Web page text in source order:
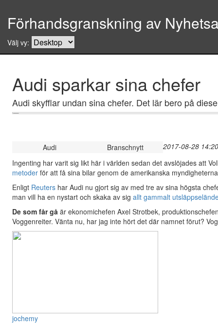
Förhandsgranskning av
Välj vy:
Audi sparkar sina chefer
Audi skyfflar undan sina chefer. Det lär bero på
2017-08-28
Audi
Branschnytt
Ingenting har varit sig likt här i världen sedan det avslöjades att
metoder för att få sina bilar genom de amerikanska
Enligt Reuters har Audi nu gjort sig av med tre av sina högsta
man vill ha en nystart och skaka av sig allt gammalt
De som får gå är ekonomichefen Axel Strotbek,
Voggenreiter. Vänta nu, har jag inte hört det där namnet förut?
jochemy